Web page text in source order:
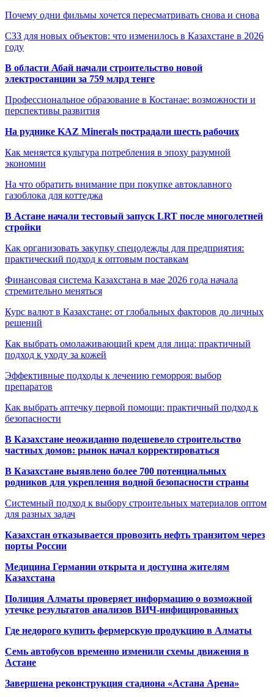
Почему одни фильмы хочется пересматривать снова и снова
СЗЗ для новых объектов: что изменилось в Казахстане в 2026
году
В области Абай начали строительство новой
электростанции за 759 млрд тенге
Профессиональное образование в Костанае: возможности и
перспективы развития
На руднике KAZ Minerals пострадали шесть рабочих
Как меняется культура потребления в эпоху разумной
экономии
На что обратить внимание при покупке автоклавного
газоблока для коттеджа
В Астане начали тестовый запуск LRT после многолетней
стройки
Как организовать закупку спецодежды для предприятия:
практический подход к оптовым поставкам
Финансовая система Казахстана в мае 2026 года начала
стремительно меняться
Курс валют в Казахстане: от глобальных факторов до личных
решений
Как выбрать омолаживающий крем для лица: практичный
подход к уходу за кожей
Эффективные подходы к лечению геморроя: выбор
препаратов
Как выбрать аптечку первой помощи: практичный подход к
безопасности
В Казахстане неожиданно подешевело строительство
частных домов: рынок начал корректироваться
В Казахстане выявлено более 700 потенциальных
родников для укрепления водной безопасности страны
Системный подход к выбору строительных материалов оптом
для разных задач
Казахстан отказывается провозить нефть транзитом через
порты России
Медицина Германии открыта и доступна жителям
Казахстана
Полиция Алматы проверяет информацию о возможной
утечке результатов анализов ВИЧ-инфицированных
Где недорого купить фермерскую продукцию в Алматы
Семь автобусов временно изменили схемы движения в
Астане
Завершена реконструкция стадиона «Астана Арена»